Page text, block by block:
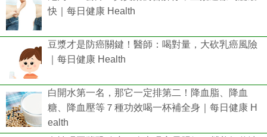
快｜每日健康 Health
豆漿才是防癌關鍵！醫師：喝對量，大砍乳癌風險
｜每日健康 Health
白開水第一名，那它一定排第二！降血脂、降血
糖、降血壓等７種功效喝一杯補全身｜每日健康 H
ealth